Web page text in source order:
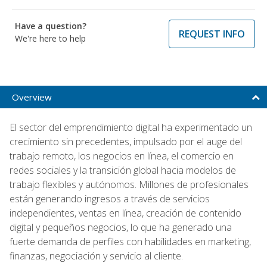
Have a question?
We're here to help
REQUEST INFO
Overview
El sector del emprendimiento digital ha experimentado un
crecimiento sin precedentes, impulsado por el auge del
trabajo remoto, los negocios en línea, el comercio en
redes sociales y la transición global hacia modelos de
trabajo flexibles y autónomos. Millones de profesionales
están generando ingresos a través de servicios
independientes, ventas en línea, creación de contenido
digital y pequeños negocios, lo que ha generado una
fuerte demanda de perfiles con habilidades en marketing,
finanzas, negociación y servicio al cliente.